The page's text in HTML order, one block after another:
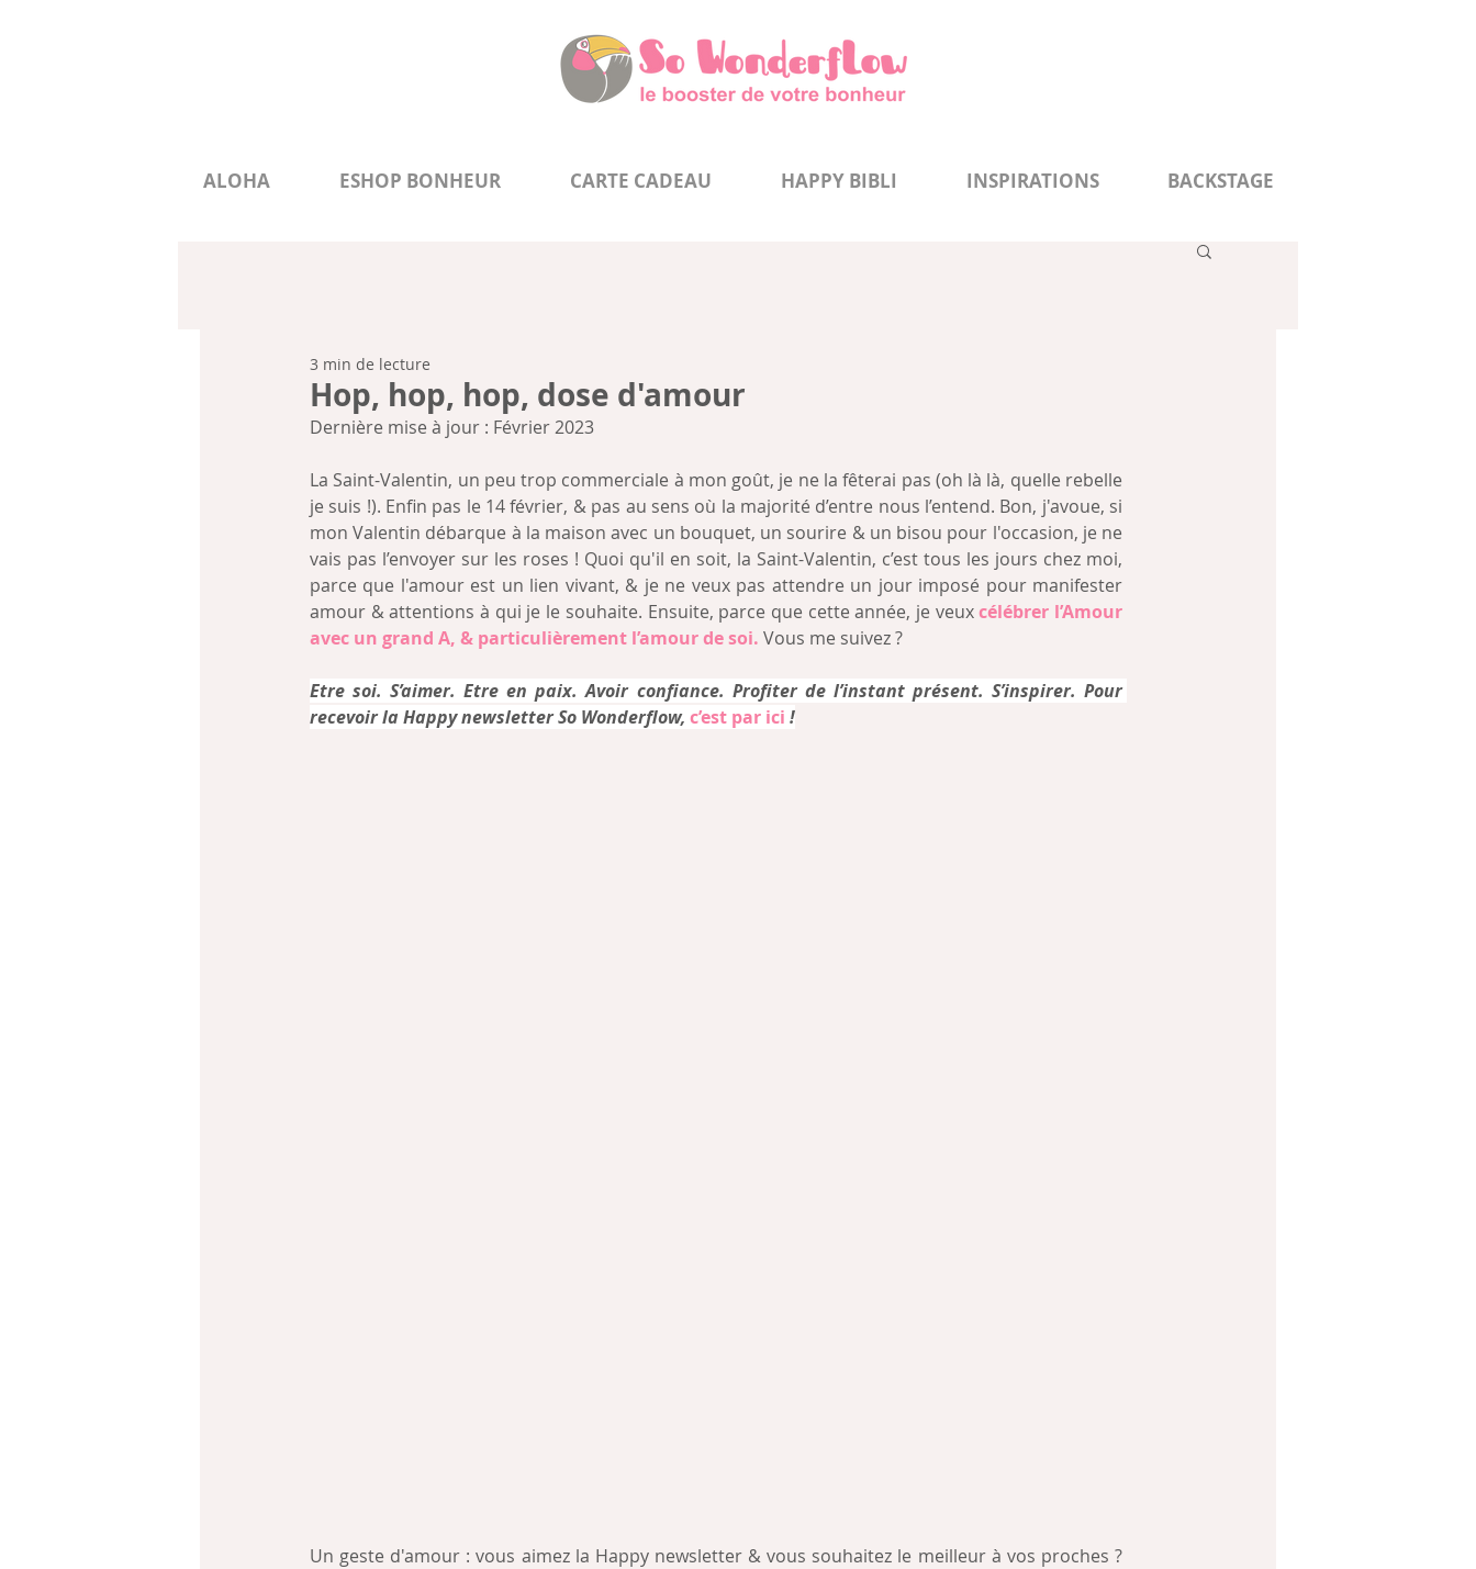
ALOHA ESHOP BONHEUR CARTE CADEAU HAPPY BIBLI INSPIRATIONS BACKSTAGE
Hop, hop, hop, dose d'amour
3 min de lecture
Dernière mise à jour : Février 2023
La Saint-Valentin, un peu trop commerciale à mon goût, je ne la fêterai pas (oh là là, quelle rebelle
je suis !). Enfin pas le 14 février, & pas au sens où la majorité d’entre nous l’entend. Bon, j'avoue, si
mon Valentin débarque à la maison avec un bouquet, un sourire & un bisou pour l'occasion, je ne
vais pas l’envoyer sur les roses ! Quoi qu'il en soit, la Saint-Valentin, c’est tous les jours chez moi,
parce que l'amour est un lien vivant, & je ne veux pas attendre un jour imposé pour manifester
amour & attentions à qui je le souhaite. Ensuite, parce que cette année, je veux célébrer l’Amour
avec un grand A, & particulièrement l’amour de soi. Vous me suivez ?
Etre soi. S’aimer. Etre en paix. Avoir confiance. Profiter de l’instant présent. S’inspirer. Pour
recevoir la Happy newsletter So Wonderflow, c’est par ici !
Un geste d'amour : vous aimez la Happy newsletter & vous souhaitez le meilleur à vos proches ?